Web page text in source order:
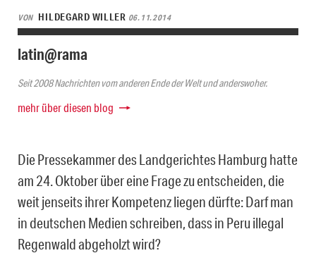
VON HILDEGARD WILLER 06.11.2014
latin@rama
Seit 2008 Nachrichten vom anderen Ende der Welt und anderswoher.
mehr über diesen blog
Die Pressekammer des Landgerichtes Hamburg hatte
am 24. Oktober über eine Frage zu entscheiden, die
weit jenseits ihrer Kompetenz liegen dürfte: Darf man
in deutschen Medien schreiben, dass in Peru illegal
Regenwald abgeholzt wird?